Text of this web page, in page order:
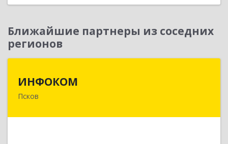
Ближайшие партнеры из соседних
регионов
ИНФОКОМ
Псков180000, Псковская обл, Псков г, Советская ул,